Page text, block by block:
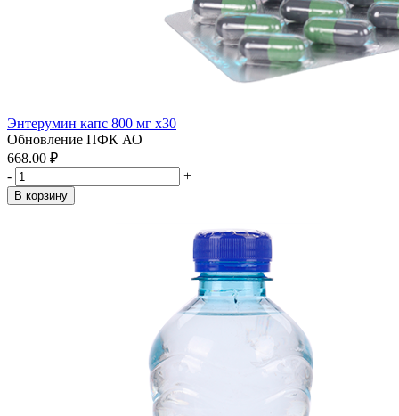
Энтерумин капс 800 мг x30
Обновление ПФК АО
668.00 ₽
-
+
В корзину